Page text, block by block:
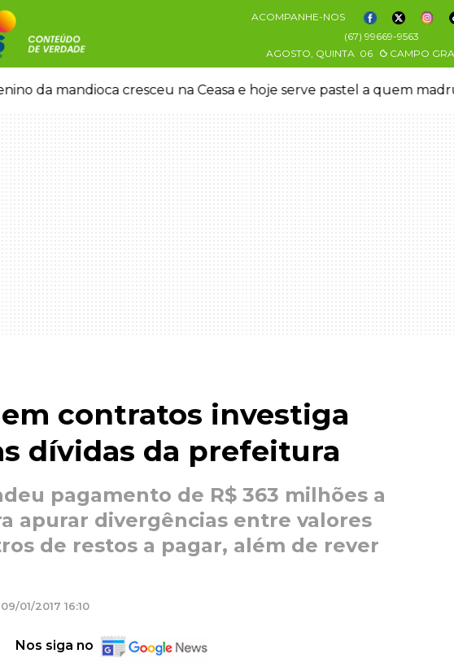
ACOMPANHE-NOS
(67) 99669-9563
AGOSTO, QUINTA 06 CAMPO
da mandioca cresceu na Ceasa e hoje serve pastel a quem
em contratos investiga
dívidas da prefeitura
pagamento de R$ 363 milhões a
apurar divergências entre valores
de restos a pagar, além de rever
01/2017 16:10
Nos siga no